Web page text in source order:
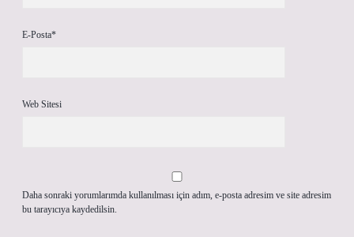
E-Posta*
Web Sitesi
Daha sonraki yorumlarımda kullanılması için adım, e-posta adresim ve site adresim
bu tarayıcıya kaydedilsin.